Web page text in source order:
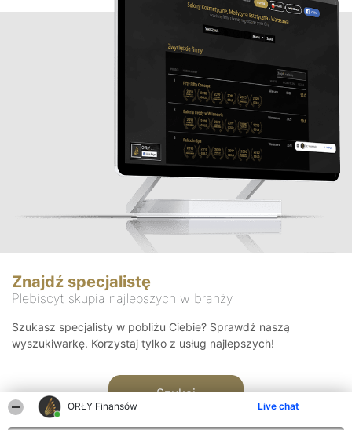
ORŁY Finansów Live chat
Znajdź specjalistę
Plebiscyt skupia najlepszych w branży
Szukasz specjalisty w pobliżu Ciebie? Sprawdź naszą
wyszukiwarkę. Korzystaj tylko z usług najlepszych!
Szukaj